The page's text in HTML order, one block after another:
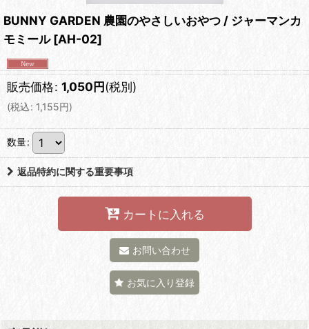
BUNNY GARDEN 農園のやさしいおやつ / ジャーマンカ
モミール [AH-02]
販売価格: 1,050円(税別)
(税込: 1,155円)
数量:
返品特約に関する重要事項
カートに入れる
お問い合わせ
お気に入り登録